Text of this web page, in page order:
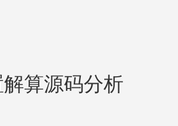
算源码分析